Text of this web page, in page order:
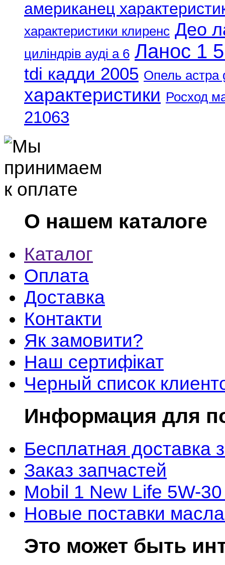
американец
характеристики клиренс Део
циліндрів ауді а 6 Ланос 1
tdi кадди 2005 Опель астра
характеристики Росход
21063
О нашем каталоге
Каталог
Оплата
Доставка
Контакти
Як замовити?
Наш сертифікат
Черный список
Информация для
Бесплатная доставка
Заказ запчастей
Mobil 1 New Life 5W-
Новые поставки
Это может быть